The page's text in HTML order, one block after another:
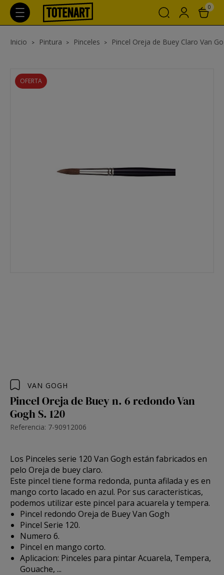
0
Inicio Pintura Pinceles Pincel Oreja de Buey Claro Van
OFERTA
VAN GOGH
Pincel Oreja de Buey n. 6 redondo Van
Gogh S. 120
Referencia: 7-90912006
Los Pinceles serie 120 Van Gogh están fabricados en
pelo Oreja de buey claro.
Este pincel tiene forma redonda, punta afilada y es en
mango corto lacado en azul. Por sus caracteristicas,
podemos utilizar este pincel para acuarela y tempera.
Pincel redondo Oreja de Buey Van Gogh
Pincel Serie 120.
Numero 6.
Pincel en mango corto.
Aplicacion: Pinceles para pintar Acuarela, Tempera,
Gouache, ...